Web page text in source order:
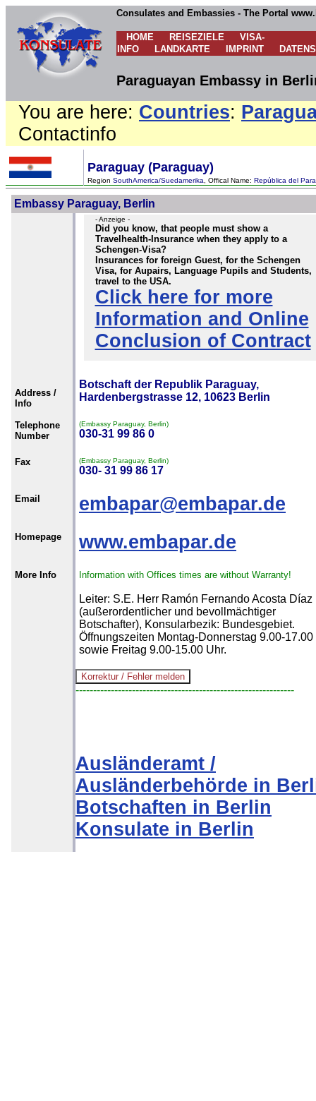
Consulates and Embassies - The Portal
HOME REISEZIELE
VISA-
INFO
LANDKARTE IMPRINT
Paraguayan Embassy in
You are here: Countries:
Contactinfo
Paraguay (Paraguay)
Region SouthAmerica/Suedamerika , Offical Name: República del
Embassy Paraguay, Berlin
- Anzeige -
Did you know, that people must show a
Travelhealth-Insurance when they apply to a
Schengen-Visa?
Insurances for foreign Guest, for the Schengen
Visa, for Aupairs, Language Pupils and Students,
travel to the USA.
Click here for more
Information and Online
Conclusion of Contract
Address /
Info
Botschaft der Republik Paraguay,
Hardenbergstrasse 12, 10623 Berlin
Telephone
Number
(Embassy Paraguay, Berlin)
030-31 99 86 0
Fax (Embassy Paraguay, Berlin)
030- 31 99 86 17
Email embapar@embapar.de
Homepage www.embapar.de
More Info Information with Offices times are without Warranty!
Leiter: S.E. Herr Ramón Fernando Acosta Díaz
(außerordentlicher und bevollmächtiger
Botschafter), Konsularbezik: Bundesgebiet.
Öffnungszeiten Montag-Donnerstag 9.00-17.00
sowie Freitag 9.00-15.00 Uhr.
--------------------------------------------------------------
Ausländeramt /
Ausländerbehörde in
Botschaften in Berlin
Konsulate in Berlin